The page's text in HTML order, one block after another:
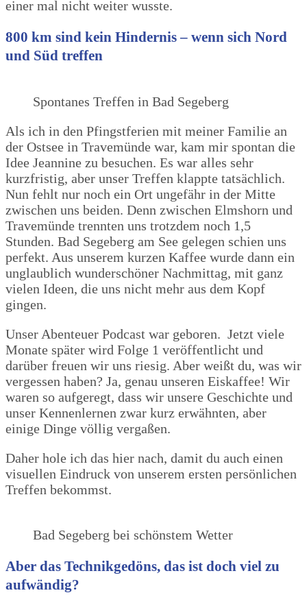
einer mal nicht weiter wusste.
800 km sind kein Hindernis – wenn sich Nord
und Süd treffen
Spontanes Treffen in Bad Segeberg
Als ich in den Pfingstferien mit meiner Familie an
der Ostsee in Travemünde war, kam mir spontan die
Idee Jeannine zu besuchen. Es war alles sehr
kurzfristig, aber unser Treffen klappte tatsächlich.
Nun fehlt nur noch ein Ort ungefähr in der Mitte
zwischen uns beiden. Denn zwischen Elmshorn und
Travemünde trennten uns trotzdem noch 1,5
Stunden. Bad Segeberg am See gelegen schien uns
perfekt. Aus unserem kurzen Kaffee wurde dann ein
unglaublich wunderschöner Nachmittag, mit ganz
vielen Ideen, die uns nicht mehr aus dem Kopf
gingen.
Unser Abenteuer Podcast war geboren. Jetzt viele
Monate später wird Folge 1 veröffentlicht und
darüber freuen wir uns riesig. Aber weißt du, was wir
vergessen haben? Ja, genau unseren Eiskaffee! Wir
waren so aufgeregt, dass wir unsere Geschichte und
unser Kennenlernen zwar kurz erwähnten, aber
einige Dinge völlig vergaßen.
Daher hole ich das hier nach, damit du auch einen
visuellen Eindruck von unserem ersten persönlichen
Treffen bekommst.
Bad Segeberg bei schönstem Wetter
Aber das Technikgedöns, das ist doch viel zu
aufwändig?